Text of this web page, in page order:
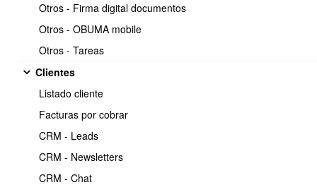
Otros - Firma digital documentos
Otros - OBUMA mobile
Otros - Tareas
Clientes
Listado cliente
Facturas por cobrar
CRM - Leads
CRM - Newsletters
CRM - Chat
Flujo de ventas, ciclos de
venta
ventas-ciclos-de-venta
OBUMA permite configurar un flujo de ventas personalizado
según sus necesidades: